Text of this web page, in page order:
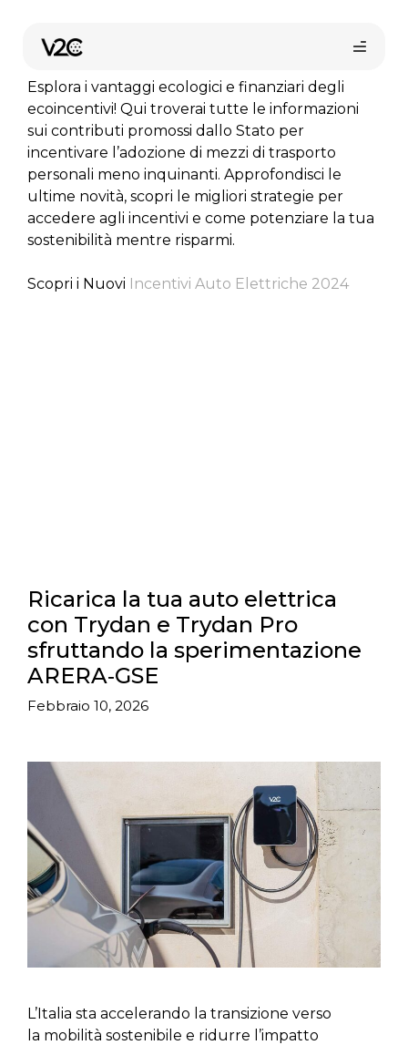
contenutoEcoincentivi
Esplora i vantaggi ecologici e finanziari degli
ecoincentivi! Qui troverai tutte le informazioni
sui contributi promossi dallo Stato per
incentivare l’adozione di mezzi di trasporto
personali meno inquinanti. Approfondisci le
ultime novità, scopri le migliori strategie per
accedere agli incentivi e come potenziare la tua
sostenibilità mentre risparmi.
Scopri i Nuovi Incentivi Auto Elettriche 2024
Ricarica la tua auto elettrica
con Trydan e Trydan Pro
sfruttando la sperimentazione
ARERA‑GSE
Febbraio 10, 2026
L’Italia sta accelerando la transizione verso
la mobilità sostenibile e ridurre l’impatto